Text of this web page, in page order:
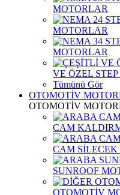
MOTORLAR
MOTORLAR
MOTORLAR
VE ÖZEL
Tümünü Gör
OTOMOTİV
OTOMOTİV
CAM
CAM SİLECEK
SUNROOF
OTOMOTİV